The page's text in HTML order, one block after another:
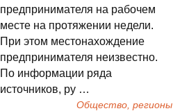
предпринимателя на рабочем
месте на протяжении недели.
При этом местонахождение
предпринимателя неизвестно.
По информации ряда
источников, ру …
Общество, регионы